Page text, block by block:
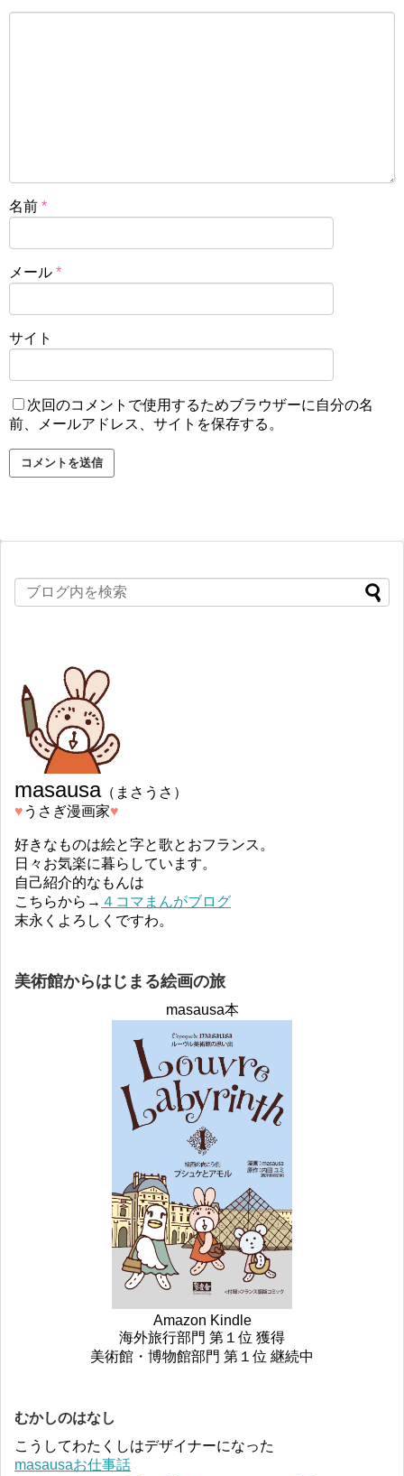
名前 *
メール *
サイト
次回のコメントで使用するためブラウザーに自分の名
前、メールアドレス、サイトを保存する。
masausa（まさうさ）
♥︎ うさぎ漫画家♥︎
好きなものは絵と字と歌とおフランス。
日々お気楽に暮らしています。
自己紹介的なもんは
こちらから→ ４コマまんがブログ
末永くよろしくですわ。
美術館からはじまる絵画の旅
masausa本
Amazon Kindle
海外旅行部門 第１位 獲得
美術館・博物館部門 第１位 継続中
むかしのはなし
こうしてわたくしはデザイナーになった
masausaお仕事話